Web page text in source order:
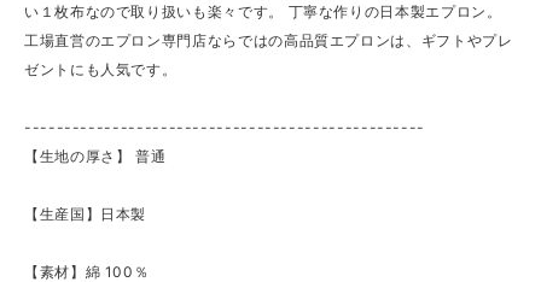
い１枚布なので取り扱いも楽々です。 丁寧な作りの日本製エプロン。
工場直営のエプロン専門店ならではの高品質エプロンは、ギフトやプレ
ゼントにも人気です。
--------------------------------------------------
【生地の厚さ】 ​普通
【生産国】日本製
【素材】綿 100％